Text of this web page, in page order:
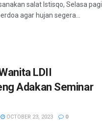
salat Istisqo, Selasa pagi
agar hujan segera...
LDII
Adakan Seminar
OCTOBER 23, 2023 0